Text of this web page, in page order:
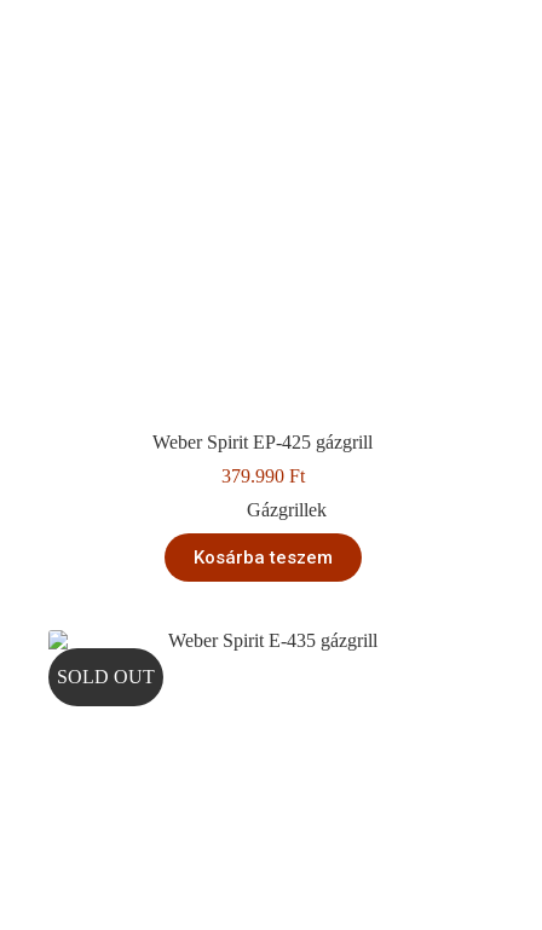
Weber Spirit EP-425 gázgrill
379.990 Ft
Gázgrillek
Kosárba teszem
SOLD OUT